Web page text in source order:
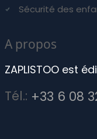
Sécurité des
A propos
ZAPLISTOO est
Tél.: +33 6 08